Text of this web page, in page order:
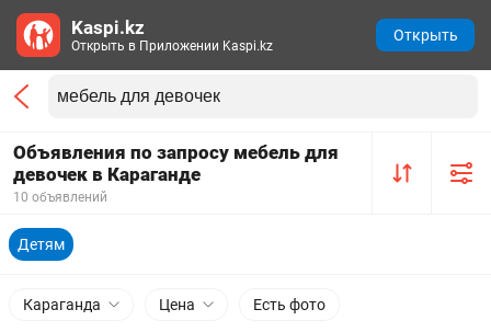
Объявления по запросу мебель для
девочек в Караганде
10 объявлений
Детям
Караганда Цена Есть фото
Kaspi.kz
Открыть в Приложении Kaspi.kz
Открыть